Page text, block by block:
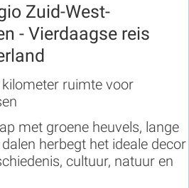
Zuid-West-
- Vierdaagse reis
ruimte voor
met groene heuvels, lange
herbegt het ideale decor
cultuur, natuur en